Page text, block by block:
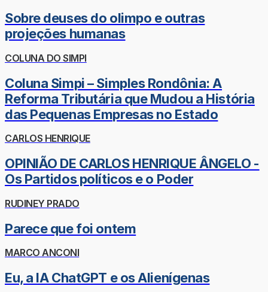
Sobre deuses do olimpo e outras
projeções humanas
COLUNA DO SIMPI
Coluna Simpi – Simples Rondônia: A
Reforma Tributária que Mudou a História
das Pequenas Empresas no Estado
CARLOS HENRIQUE
OPINIÃO DE CARLOS HENRIQUE ÂNGELO -
Os Partidos políticos e o Poder
RUDINEY PRADO
Parece que foi ontem
MARCO ANCONI
Eu, a IA ChatGPT e os Alienígenas